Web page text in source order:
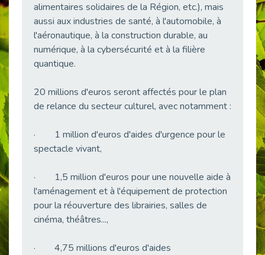
Journée mondiale de la maladie de Parkinson : Mieux comprendre pour mieux accompagner
Publié le 11/04/2026
Publié le 11/04/2026
Publié le 11/04/2026
Recrutement des seniors : Un levier de transformation pour les ETI franciliennes
"Dois-je préciser que je suis handicapé sur mon CV?"
Publié le 07/04/2026
Handicap psychique au travail : et si nous changions de regard - vidéo
Publié le 03/04/2026
Avril, mois de l’accompagnement dans l’emploi avec Cap emploi.
Publié le 01/04/2026
Publié le 31/03/2026
alimentaires solidaires de la Région, etc.), mais
aussi aux industries de santé, à l'automobile, à
l'aéronautique, à la construction durable, au
numérique, à la cybersécurité et à la filière
quantique.
20 millions d'euros seront affectés pour le plan
de relance du secteur culturel, avec notamment :
· 1 million d'euros d'aides d'urgence pour le
spectacle vivant,
· 1,5 million d'euros pour une nouvelle aide à
l'aménagement et à l'équipement de protection
pour la réouverture des librairies, salles de
cinéma, théâtres...,
· 4,75 millions d'euros d'aides